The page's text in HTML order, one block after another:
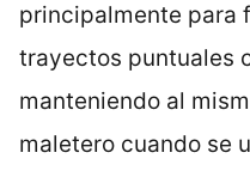
principalmente para
trayectos puntuales
manteniendo al
maletero cuando se